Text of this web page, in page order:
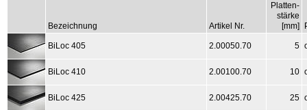
Bezeichnung Artikel Nr.
Platten-
stärke
[mm]
BiLoc 405 2.00050.70 5
BiLoc 410 2.00100.70 10
BiLoc 425 2.00425.70 25